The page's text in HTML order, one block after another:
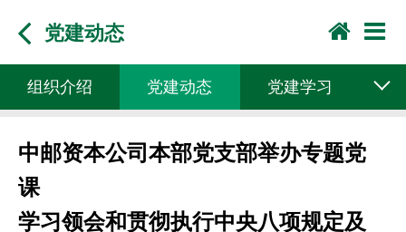
党建动态
组织介绍 党建动态 党建学习
中邮资本公司本部党支部举办专题党
课
学习领会和贯彻执行中央八项规定及